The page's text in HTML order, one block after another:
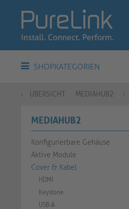
SHOPKATEGORIEN
ÜBERSICHT MEDIAHUB2
MEDIAHUB2
Konfigurierbare Gehäuse
Aktive Module
Cover & Kabel
HDMI
Keystone
USB-A